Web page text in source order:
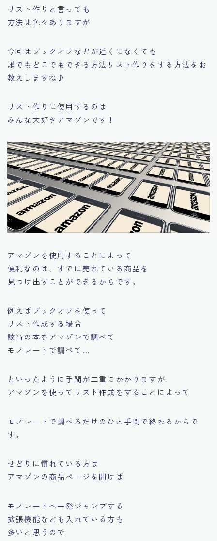
リスト作りと言っても
方法は色々ありますが
今回はブックオフなどが近くになくても
誰でもどこでもできる方法リスト作りをする方法をお
教えしますね♪
リスト作りに使用するのは
みんな大好きアマゾンです！
アマゾンを使用することによって
便利なのは、すでに売れている商品を
見つけ出すことができるからです。
例えばブックオフを使って
リスト作成する場合
該当の本をアマゾンで調べて
モノレートで調べて…
といったように手間が二重にかかりますが
アマゾンを使ってリスト作成をすることによって
モノレートで調べるだけのひと手間で終わるからで
す。
せどりに慣れている方は
アマゾンの商品ページを開けば
モノレートへ一発ジャンプする
拡張機能なども入れている方も
多いと思うので